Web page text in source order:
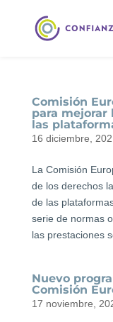
Comisión
para mejorar
las
16 diciembre,
La Comisión
de los derechos
de las
serie de normas
las prestaciones
Nuevo
Comisión
17 noviembre,